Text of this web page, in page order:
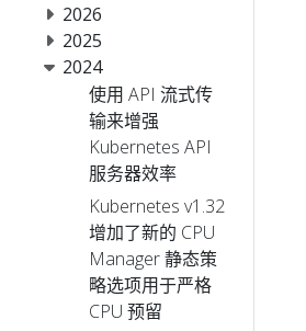
2026
2025
2024
使用 API 流式传
输来增强
Kubernetes API
服务器效率
Kubernetes v1.32
增加了新的 CPU
Manager 静态策
略选项用于严格
CPU 预留